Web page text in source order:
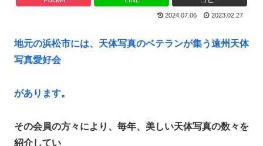
2024.07.06 2023.02.27
地元の浜松市には、天体写真のベテランが集う遠州天体
写真愛好会
があります。
その会員の方々により、毎年、美しい天体写真の数々を
紹介してい